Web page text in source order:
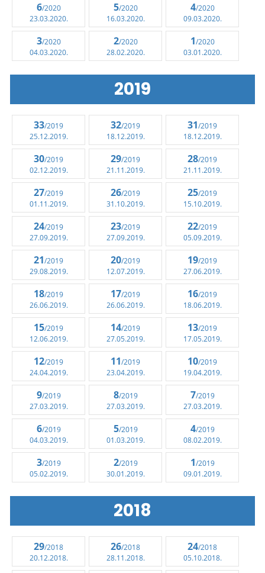
6/2020
23.03.2020.
5/2020
16.03.2020.
4/2020
09.03.2020.
3/2020
04.03.2020.
2/2020
28.02.2020.
1/2020
03.01.2020.
2019
33/2019
25.12.2019.
32/2019
18.12.2019.
31/2019
18.12.2019.
30/2019
02.12.2019.
29/2019
21.11.2019.
28/2019
21.11.2019.
27/2019
01.11.2019.
26/2019
31.10.2019.
25/2019
15.10.2019.
24/2019
27.09.2019.
23/2019
27.09.2019.
22/2019
05.09.2019.
21/2019
29.08.2019.
20/2019
12.07.2019.
19/2019
27.06.2019.
18/2019
26.06.2019.
17/2019
26.06.2019.
16/2019
18.06.2019.
15/2019
12.06.2019.
14/2019
27.05.2019.
13/2019
17.05.2019.
12/2019
24.04.2019.
11/2019
23.04.2019.
10/2019
19.04.2019.
9/2019
27.03.2019.
8/2019
27.03.2019.
7/2019
27.03.2019.
6/2019
04.03.2019.
5/2019
01.03.2019.
4/2019
08.02.2019.
3/2019
05.02.2019.
2/2019
30.01.2019.
1/2019
09.01.2019.
2018
29/2018
20.12.2018.
26/2018
28.11.2018.
24/2018
05.10.2018.